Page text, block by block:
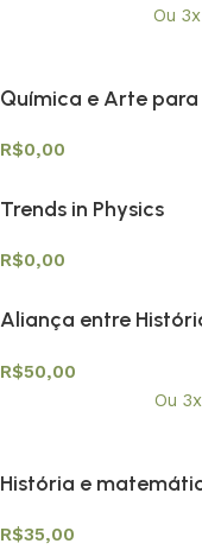
Ou
Química e Arte
R$0,00
Trends in Physics
R$0,00
Aliança entre
R$50,00
Ou
História e
R$35,00